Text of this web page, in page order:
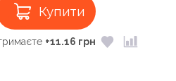
Купити
+11.16 грн